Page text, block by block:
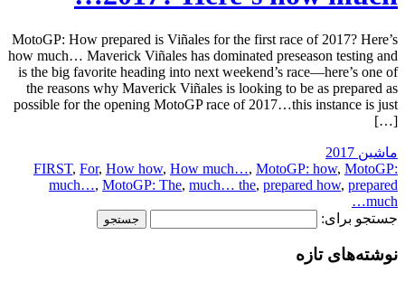
MotoGP: How prepared is Viñales for the first race of 2017? Here’s
how much… Maverick Viñales has dominated preseason testing and
is the big favorite heading into next weekend’s race—here’s one of
the reasons why Maverick Viñales is looking to be as prepared as
possible for the opening MotoGP race of 2017…this instance is just
[…]
ماشین 2017
FIRST, For, How how, How much…, MotoGP: how, MotoGP:
much…, MotoGP: The, much… the, prepared how, prepared
much…
جستجو برای:
نوشته‌های تازه